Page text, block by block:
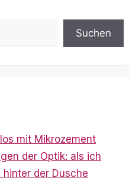
Suchen
mit Mikrozement
der Optik: als ich
der Dusche